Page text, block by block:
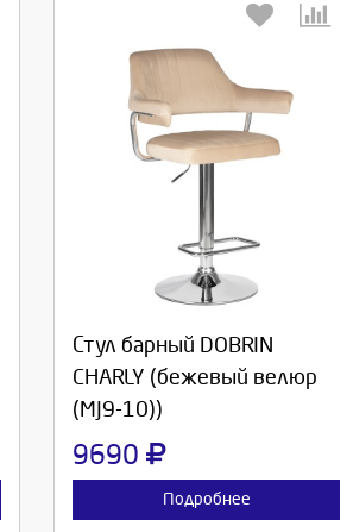
Стул барный DOBRIN
CHARLY (бежевый велюр
(MJ9-10))
9690
Подробнее
Выберите количество: